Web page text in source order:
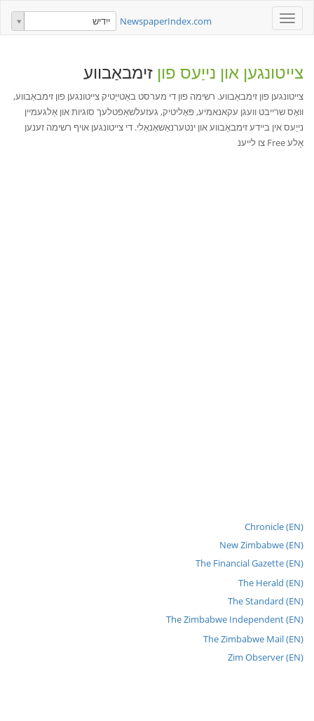
Toggle
navigation
NewspaperIndex.com ייִדיש
צייטונגען און נייַעס פון זימבאַבווע
צייטונגען פון זימבאַבווע. רשימה פון די מערסט באַטייַטיק צייטונגען פון זימבאַבווע,
וואָס שרייבט וועגן עקאנאמיע, פּאָליטיק, געזעלשאַפטלעך סוגיות און אַלגעמיין
נייַעס אין ביידע זימבאַבווע און ינטערנאַשאַנאַלי. די צייטונגען אויף רשימה זענען
אַלע Free צו לייענ
Chronicle (EN)
New Zimbabwe (EN)
The Financial Gazette (EN)
The Herald (EN)
The Standard (EN)
The Zimbabwe Independent (EN)
The Zimbabwe Mail (EN)
Zim Observer (EN)